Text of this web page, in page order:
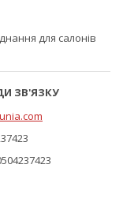
для салонів